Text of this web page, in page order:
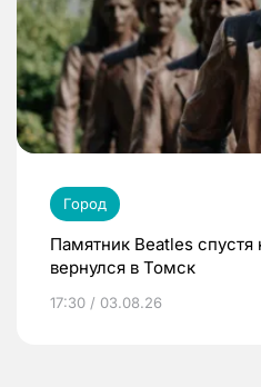
Город
Памятник Beatles спустя
вернулся в Томск
17:30 / 03.08.26